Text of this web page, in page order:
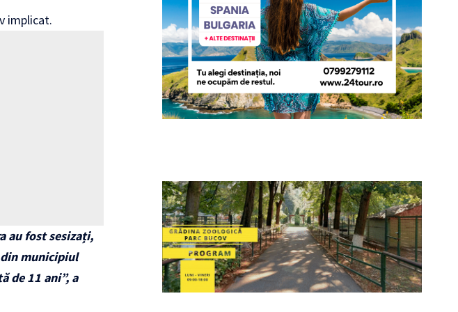
implicat.
au fost sesizați,
municipiul
de 11 ani”, a